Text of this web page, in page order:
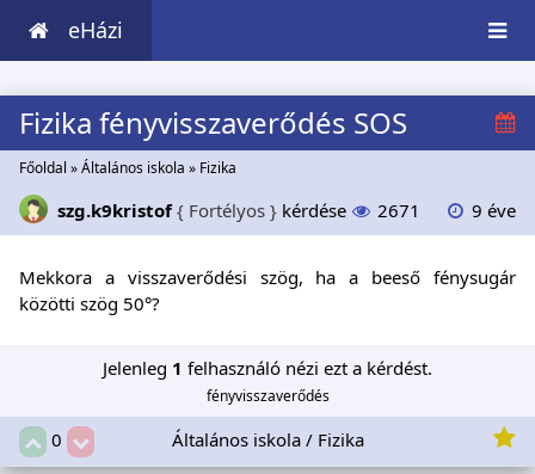
eHázi
Fizika fényvisszaverődés SOS
Főoldal »Általános iskola » Fizika
szg.k9kristof { Fortélyos } kérdése 2671 9 éve
Mekkora a visszaverődési szög, ha a beeső fénysugár
közötti szög 50°?
Jelenleg 1 felhasználó nézi ezt a kérdést.
fényvisszaverődés
0 Általános iskola / Fizika